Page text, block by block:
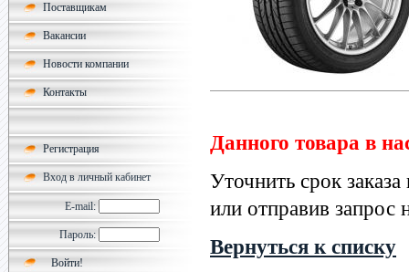
Поставщикам
Вакансии
Новости компании
Контакты
Регистрация
Вход в личный кабинет
E-mail:
Пароль:
Данного товара в
Уточнить срок
или отправив запрос
Вернуться к списку